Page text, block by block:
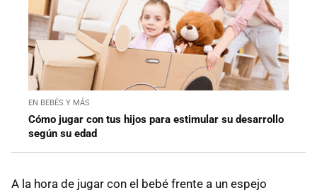
EN BEBÉS Y MÁS
Cómo jugar con tus hijos para estimular su desarrollo
según su edad
A la hora de jugar con el bebé frente a un espejo